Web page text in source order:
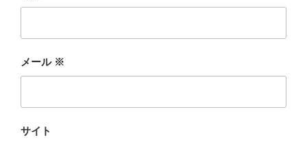
メール ※
サイト